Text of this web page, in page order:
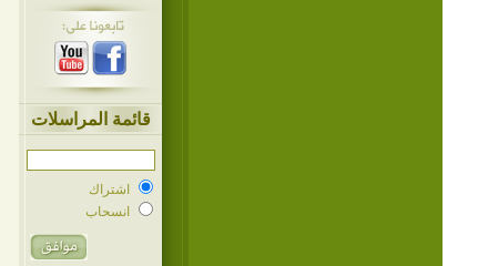
قائمة المراسلات
اشتراك
انسحاب